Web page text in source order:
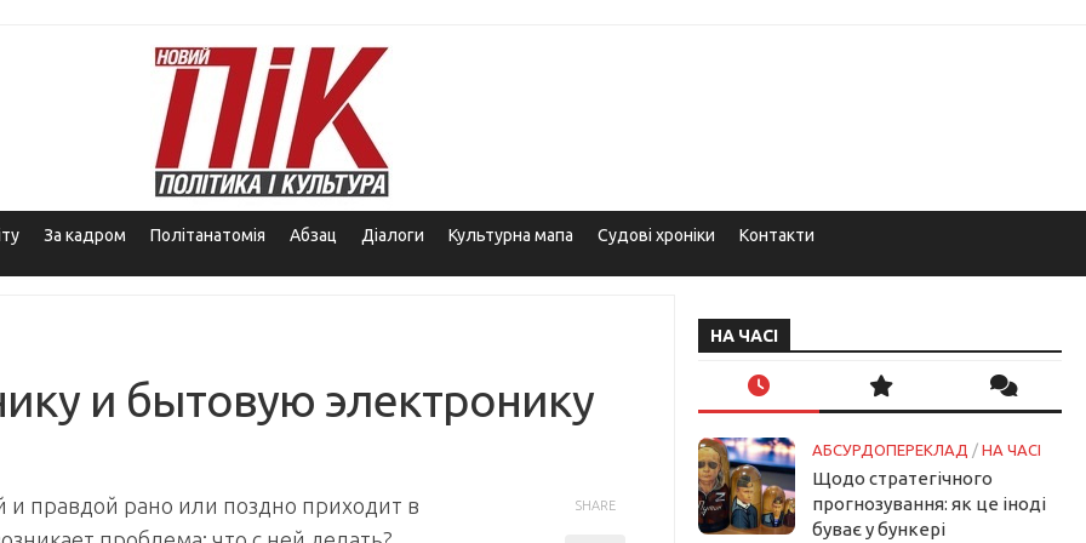
За кадром Політанатомія Абзац Діалоги Культурна мапа Судові хроніки Контакти
и бытовую электронику
и правдой рано или поздно приходит в
SHARE
НА ЧАСІ
АБСУРДОПЕРЕКЛАД / НА ЧАСІ
Щодо стратегічного
прогнозування: як це іноді
буває у бункері